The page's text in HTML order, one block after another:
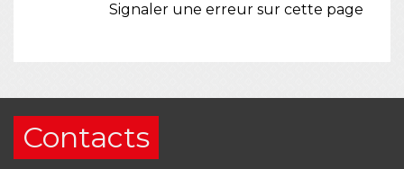
Signaler une erreur sur cette page
Contacts